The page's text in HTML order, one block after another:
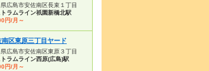
広島市安佐南区長束１丁目
トラムライン祇園新橋北駅
円/月～
南区東原三丁目ヤード
広島市安佐南区東原３丁目
トラムライン西原(広島)駅
円/月～